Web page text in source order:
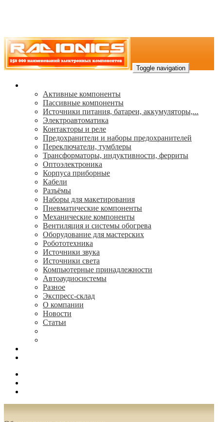
Toggle navigation
Активные компоненты
Пассивные компоненты
Источники питания, батареи, аккумуляторы,...
Электроавтоматика
Контакторы и реле
Предохранители и наборы предохранителей
Переключатели, тумблеры
Трансформаторы, индуктивности, ферриты
Oптоэлектроника
Корпуса приборные
Кабели
Разъёмы
Наборы для макетирования
Пневматические компоненты
Механические компоненты
Вентиляция и системы обогрева
Оборудование для мастерских
Робототехника
Источники звука
Источники света
Компьютерные принадлежности
Автоаудиосистемы
Разное
Экспресс-склад
О компании
Новости
Статьи